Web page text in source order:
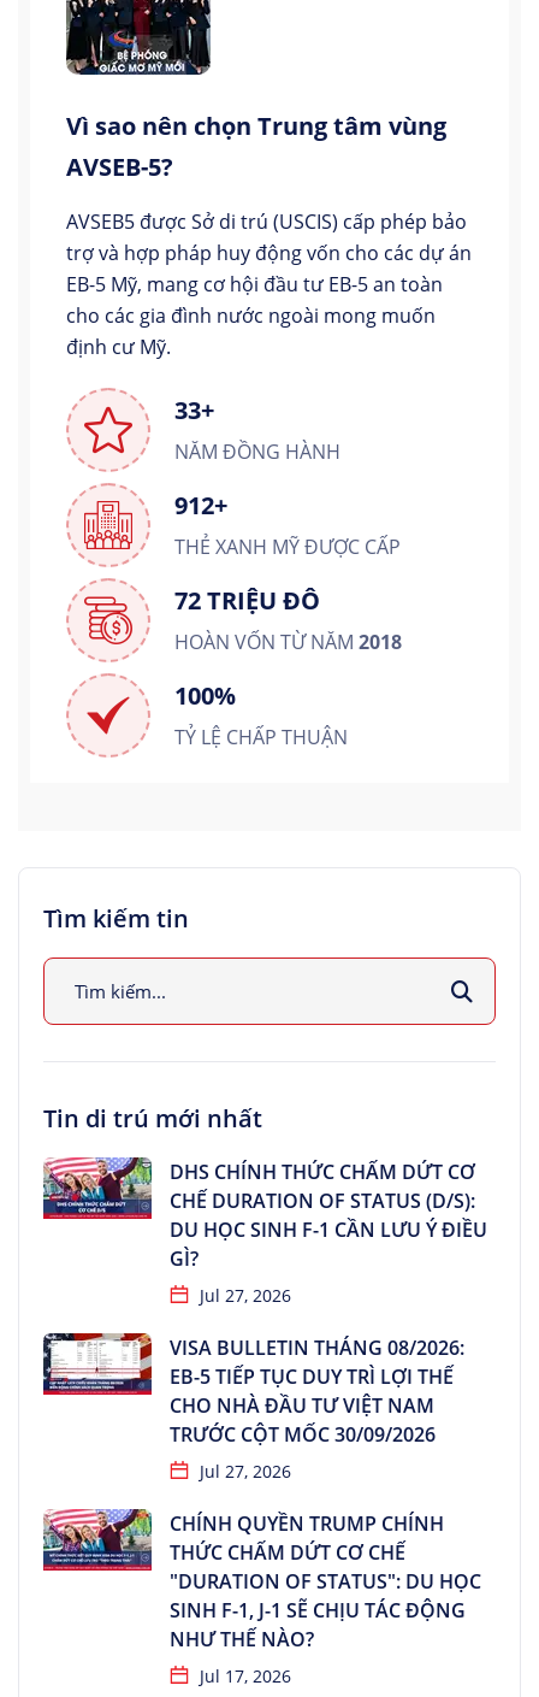
Vì sao nên chọn Trung tâm vùng
AVSEB-5?
AVSEB5 được Sở di trú (USCIS) cấp phép bảo
trợ và hợp pháp huy động vốn cho các dự án
EB-5 Mỹ, mang cơ hội đầu tư EB-5 an toàn
cho các gia đình nước ngoài mong muốn
định cư Mỹ.
33+
NĂM ĐỒNG HÀNH
912+
THẺ XANH MỸ ĐƯỢC CẤP
72 TRIỆU ĐÔ
HOÀN VỐN TỪ NĂM 2018
100%
TỶ LỆ CHẤP THUẬN
Tìm kiếm tin
Tin di trú mới nhất
DHS CHÍNH THỨC CHẤM DỨT CƠ
CHẾ DURATION OF STATUS (D/S):
DU HỌC SINH F-1 CẦN LƯU Ý ĐIỀU
GÌ?
Jul 27, 2026
VISA BULLETIN THÁNG 08/2026:
EB-5 TIẾP TỤC DUY TRÌ LỢI THẾ
CHO NHÀ ĐẦU TƯ VIỆT NAM
TRƯỚC CỘT MỐC 30/09/2026
Jul 27, 2026
CHÍNH QUYỀN TRUMP CHÍNH
THỨC CHẤM DỨT CƠ CHẾ
"DURATION OF STATUS": DU HỌC
SINH F-1, J-1 SẼ CHỊU TÁC ĐỘNG
NHƯ THẾ NÀO?
Jul 17, 2026